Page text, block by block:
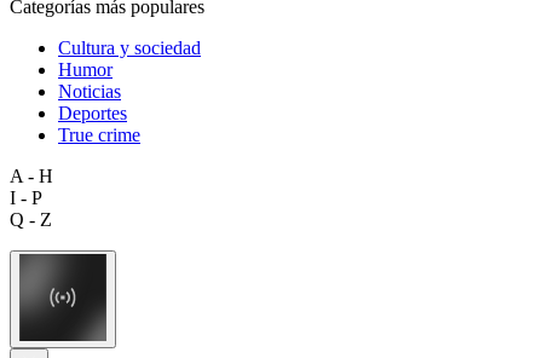
Categorías más populares
Cultura y sociedad
Humor
Noticias
Deportes
True crime
A - H
I - P
Q - Z